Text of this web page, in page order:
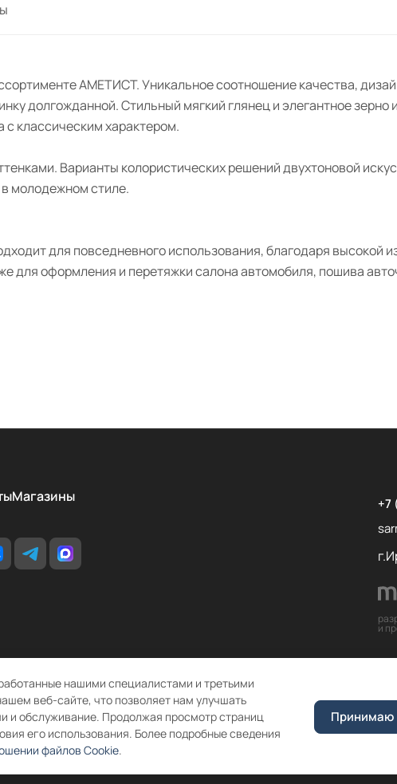
АМЕТИСТ. Уникальное соотношение качества,
долгожданной. Стильный мягкий глянец и элегантное зерно
классическим характером.
Варианты колористических решений двухтоновой
молодежном стиле.
для повседневного использования, благодаря высокой
для оформления и перетяжки салона автомобиля, пошива
Магазины
+7
и
нашими специалистами и третьими
веб-сайте, что позволяет нам улучшать
и обслуживание. Продолжая просмотр страниц
его использования. Более подробные сведения
файлов Cookie.
Принимаю